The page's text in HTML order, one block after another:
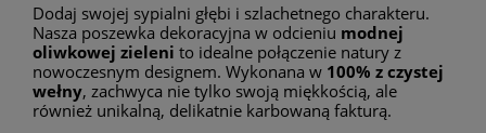
Dodaj swojej sypialni głębi i szlachetnego charakteru.
Nasza poszewka dekoracyjna w odcieniu modnej
oliwkowej zieleni to idealne połączenie natury z
nowoczesnym designem. Wykonana w 100% z czystej
wełny, zachwyca nie tylko swoją miękkością, ale
również unikalną, delikatnie karbowaną fakturą.